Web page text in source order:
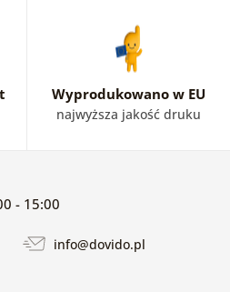
Wyprodukowano w EU
najwyższa jakość druku
- 15:00
info@dovido.pl